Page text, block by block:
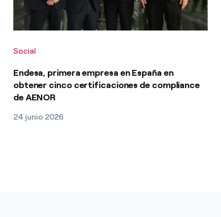
Social
Endesa, primera empresa en España en
obtener cinco certificaciones de compliance
de AENOR
24 junio 2026